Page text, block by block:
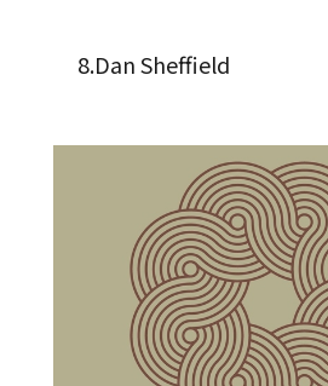
8.Dan Sheffield